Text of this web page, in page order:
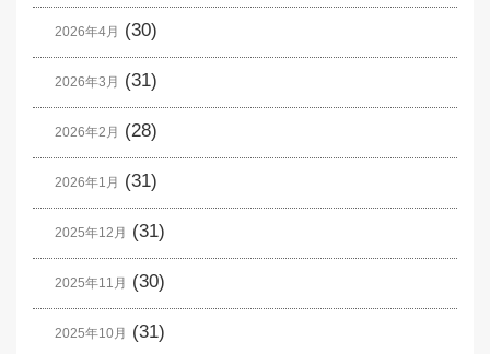
2026年4月 (30)
2026年3月 (31)
2026年2月 (28)
2026年1月 (31)
2025年12月 (31)
2025年11月 (30)
2025年10月 (31)